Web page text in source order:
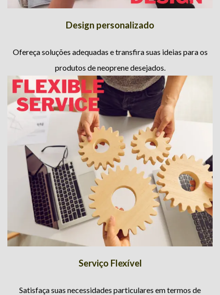
Design personalizado
Ofereça soluções adequadas e transfira suas ideias para os
produtos de neoprene desejados.
Serviço Flexível
Satisfaça suas necessidades particulares em termos de